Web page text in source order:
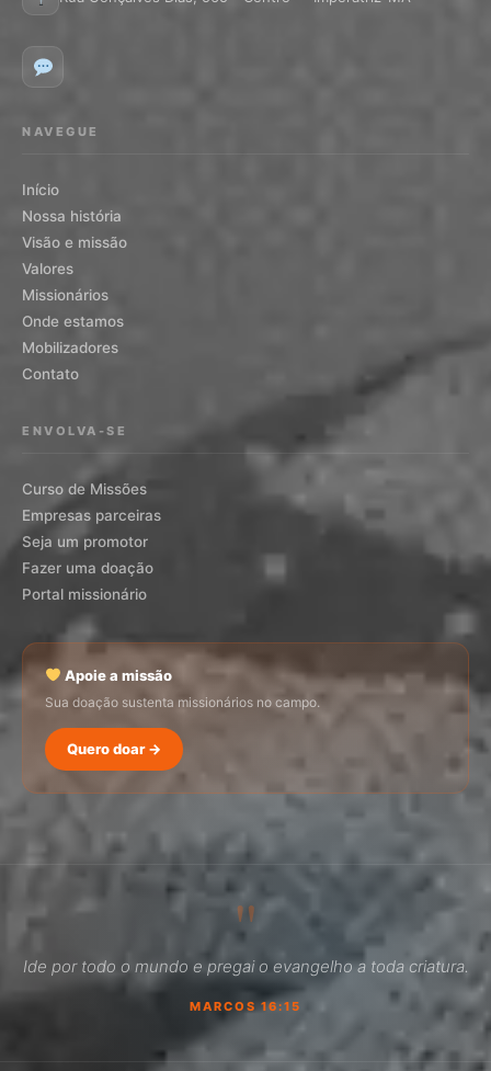
NAVEGUE
Início
Nossa história
Visão e missão
Valores
Missionários
Onde estamos
Mobilizadores
Contato
ENVOLVA-SE
Curso de Missões
Empresas parceiras
Seja um promotor
Fazer uma doação
Portal missionário
Apoie a missão
Sua doação sustenta missionários no campo.
Quero doar →
"
Ide por todo o mundo e pregai o evangelho a toda criatura.
MARCOS 16:15
Como faço para doar?